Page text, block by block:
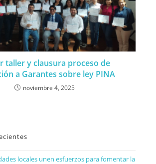
taller y clausura proceso de
a Garantes sobre ley PINA
noviembre 4, 2025
locales unen esfuerzos para fomentar la